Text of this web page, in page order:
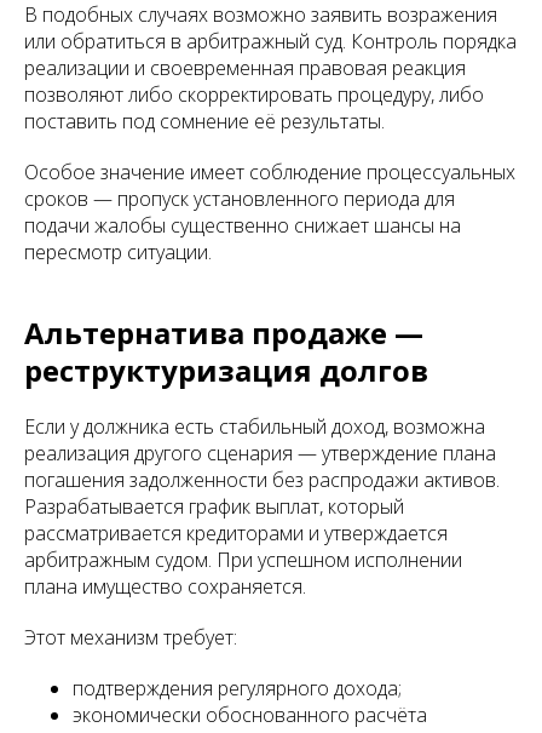
В подобных случаях возможно заявить возражения
или обратиться в арбитражный суд. Контроль порядка
реализации и своевременная правовая реакция
позволяют либо скорректировать процедуру, либо
поставить под сомнение её результаты.
Особое значение имеет соблюдение процессуальных
сроков — пропуск установленного периода для
подачи жалобы существенно снижает шансы на
пересмотр ситуации.
Альтернатива продаже —
реструктуризация долгов
Если у должника есть стабильный доход, возможна
реализация другого сценария — утверждение плана
погашения задолженности без распродажи активов.
Разрабатывается график выплат, который
рассматривается кредиторами и утверждается
арбитражным судом. При успешном исполнении
плана имущество сохраняется.
Этот механизм требует:
подтверждения регулярного дохода;
экономически обоснованного расчёта